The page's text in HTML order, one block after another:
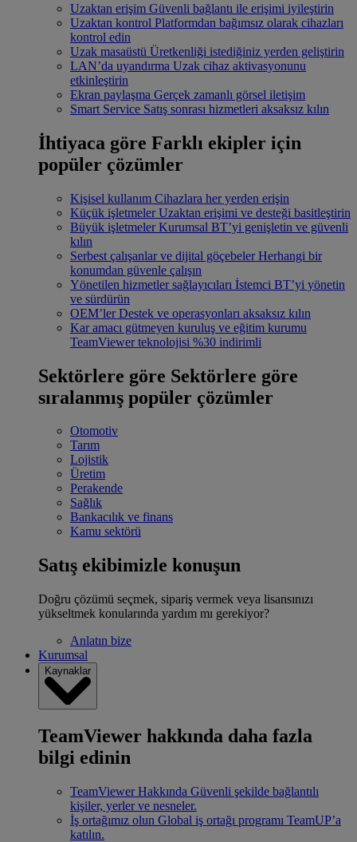
Uzaktan erişim Güvenli bağlantı ile erişimi iyileştirin
Uzaktan kontrol Platformdan bağımsız olarak cihazları
kontrol edin
Uzak masaüstü Üretkenliği istediğiniz yerden geliştirin
LAN’da uyandırma Uzak cihaz aktivasyonunu
etkinleştirin
Ekran paylaşma Gerçek zamanlı görsel iletişim
Smart Service Satış sonrası hizmetleri aksaksız kılın
İhtiyaca göre Farklı ekipler için
popüler çözümler
Kişisel kullanım Cihazlara her yerden erişin
Küçük işletmeler Uzaktan erişimi ve desteği basitleştirin
Büyük işletmeler Kurumsal BT’yi genişletin ve güvenli
kılın
Serbest çalışanlar ve dijital göçebeler Herhangi bir
konumdan güvenle çalışın
Yönetilen hizmetler sağlayıcıları İstemci BT’yi yönetin
ve sürdürün
OEM’ler Destek ve operasyonları aksaksız kılın
Kar amacı gütmeyen kuruluş ve eğitim kurumu
TeamViewer teknolojisi %30 indirimli
Sektörlere göre Sektörlere göre
sıralanmış popüler çözümler
Otomotiv
Tarım
Lojistik
Üretim
Perakende
Sağlık
Bankacılık ve finans
Kamu sektörü
Satış ekibimizle konuşun
Doğru çözümü seçmek, sipariş vermek veya lisansınızı
yükseltmek konularında yardım mı gerekiyor?
Anlatın bize
Kurumsal
Kaynaklar
TeamViewer hakkında daha fazla
bilgi edinin
TeamViewer Hakkında Güvenli şekilde bağlantılı
kişiler, yerler ve nesneler.
İş ortağımız olun Global iş ortağı programı TeamUP’a
katılın.